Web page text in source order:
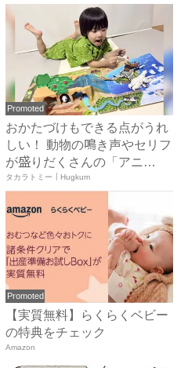
Promoted
おかたづけもできる点がうれ
しい！ 動物の鳴き声やセリフ
が盛りだくさんの「アニ
ア ...
タカラトミー｜Hugkum
Promoted
【実質無料】らくらくベビー
の特典をチェック
Amazon